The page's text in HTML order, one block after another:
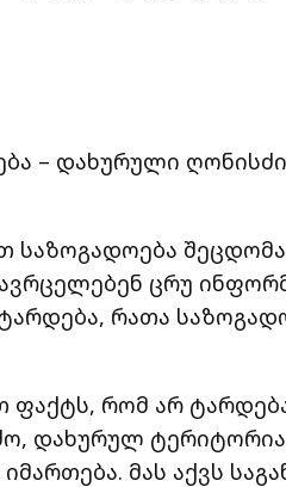
– დახურული
საზოგადოება
ცრუ
რათა
ფაქტს, რომ არ
დახურულ
მას აქვს